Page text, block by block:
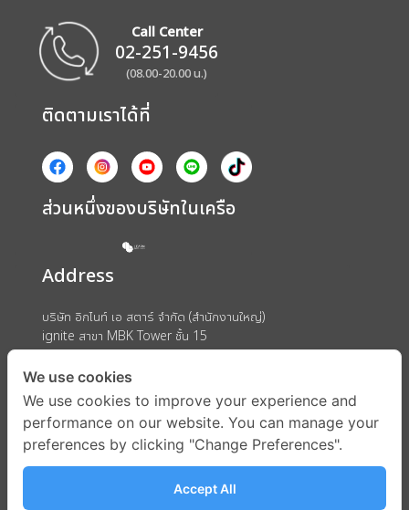
Call Center
02-251-9456
(08.00-20.00 น.)
ติดตามเราได้ที่
ส่วนหนึ่งของบริษัทในเครือ
Address
บริษัท อิกไนท์ เอ สตาร์ จำกัด (สำนักงานใหญ่)
ignite สาขา MBK Tower ชั้น 15
ถนนพญาไท แขวงวังใหม่ เขตปทุมวัน กรุงเทพมหานคร 10330
We use cookies
We use cookies to improve your experience and
performance on our website. You can manage your
preferences by clicking "Change Preferences".
Accept All